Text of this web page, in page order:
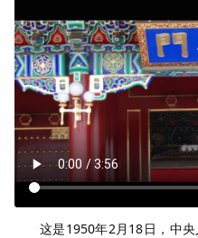
这是1950年2月18日，中